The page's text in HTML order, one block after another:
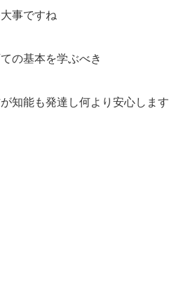
事ですね
の基本を学ぶべき
知能も発達し何より安心します